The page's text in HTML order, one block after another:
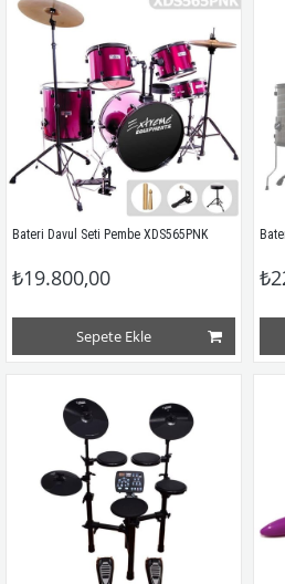
Bateri Davul Seti Pembe XDS565PNK
₺19.800,00
Sepete Ekle